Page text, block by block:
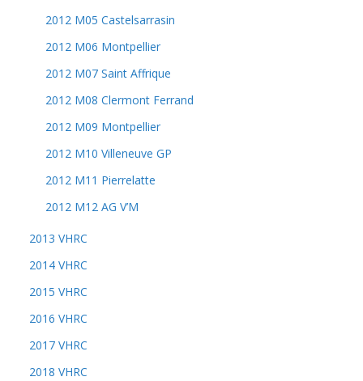
2012 M05 Castelsarrasin
2012 M06 Montpellier
2012 M07 Saint Affrique
2012 M08 Clermont Ferrand
2012 M09 Montpellier
2012 M10 Villeneuve GP
2012 M11 Pierrelatte
2012 M12 AG V’M
2013 VHRC
2014 VHRC
2015 VHRC
2016 VHRC
2017 VHRC
2018 VHRC